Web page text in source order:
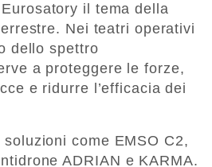
il tema della
Nei teatri operativi
dello spettro
a proteggere le forze,
e ridurre l’efficacia dei
soluzioni come EMSO C2,
ADRIAN e KARMA.